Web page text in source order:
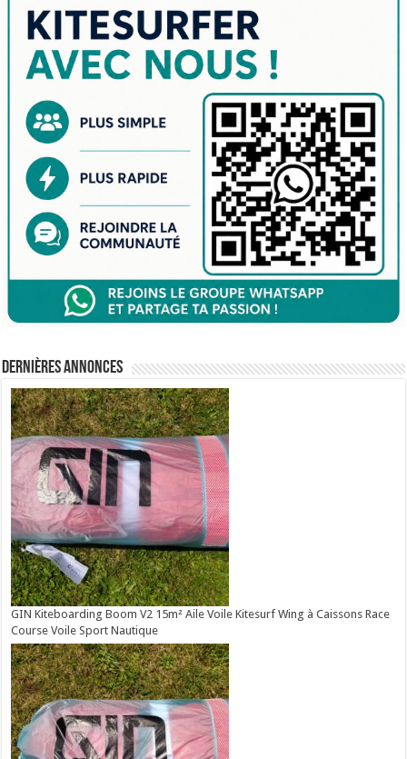
Dernières annonces
GIN Kiteboarding Boom V2 15m² Aile Voile Kitesurf Wing à Caissons Race
Course Voile Sport Nautique